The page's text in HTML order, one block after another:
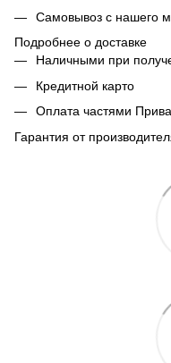
Самовывоз с нашего
Подробнее о доставке
Наличными при
Кредитной карто
Оплата частями
Гарантия от